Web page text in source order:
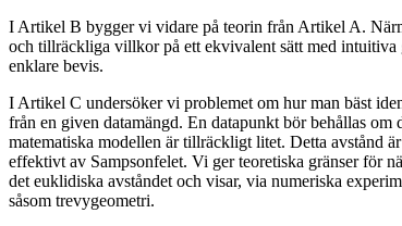
I Artikel B bygger vi vidare på teorin från Artikel A.
och tillräckliga villkor på ett ekvivalent sätt med
enklare bevis.
I Artikel C undersöker vi problemet om hur man bäst
från en given datamängd. En datapunkt bör behållas om
matematiska modellen är tillräckligt litet. Detta avstånd
effektivt av Sampsonfelet. Vi ger teoretiska gränser för
det euklidiska avståndet och visar, via numeriska
såsom trevygeometri.